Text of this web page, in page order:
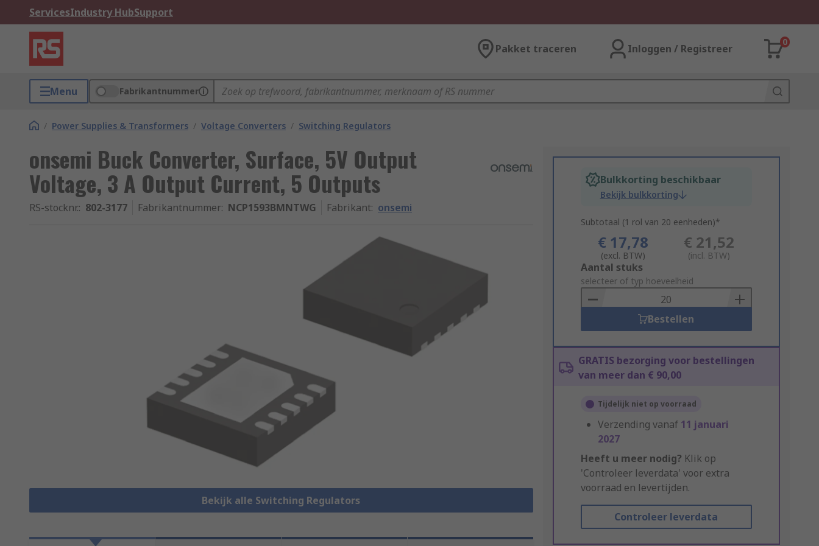
ServicesIndustry HubSupport
Pakket traceren Inloggen / Registreer
0
Menu Fabrikantnummer
/ Power Supplies & Transformers / Voltage Converters / Switching Regulators
onsemi Buck Converter, Surface, 5V Output
Voltage, 3 A Output Current, 5 Outputs
RS-stocknr.: 802-3177 Fabrikantnummer: NCP1593BMNTWG Fabrikant: onsemi
Bekijk alle Switching Regulators
Bulkkorting beschikbaar
Bekijk bulkkorting
Subtotaal (1 rol van 20 eenheden)*
€ 17,78
(excl. BTW)
€ 21,52
(incl. BTW)
Add
to
Basket
Aantal stuks
selecteer of typ hoeveelheid
Bestellen
GRATIS bezorging voor bestellingen
van meer dan € 90,00
Tijdelijk niet op voorraad
Verzending vanaf 11 januari
2027
Heeft u meer nodig? Klik op
'Controleer leverdata' voor extra
voorraad en levertijden.
Controleer leverdata